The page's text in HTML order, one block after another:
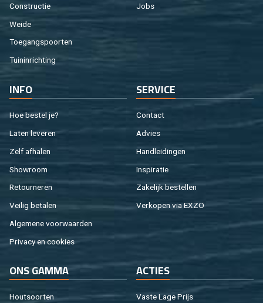
Con­struc­tie
Weide
Toe­gangs­poor­ten
Tuin­in­rich­ting
Jobs
INFO
Hoe be­stel je?
Laten le­ve­ren
Zelf af­ha­len
Show­room
Re­tour­ne­ren
Vei­lig be­ta­len
Al­ge­me­ne voor­waar­den
Pri­va­cy en coo­kies
SER­VI­CE
Con­tact
Ad­vies
Hand­lei­din­gen
In­spi­ra­tie
Za­ke­lijk be­stel­len
Ver­ko­pen via EXZO
ONS GAMMA
Hout­soor­ten
AC­TIES
Vaste Lage Prijs